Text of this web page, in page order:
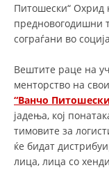
Питошески“ Охрид
предновогодишни
сограѓани во
Вештите раце на
менторство на
“Ванчо
јадења, кој
тимовите за
ќе бидат
лица, лица со